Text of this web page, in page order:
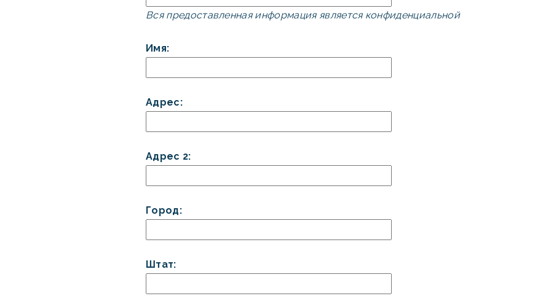
Вся предоставленная информация является конфиденциальной
Имя:
Адрес:
Адрес 2:
Город:
Штат: